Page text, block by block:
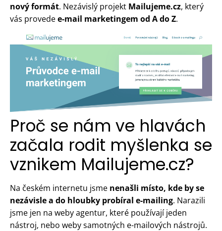
nový formát. Nezávislý projekt Mailujeme.cz, který
vás provedee-mail marketingem od A do Z.
Proč se nám ve hlavách
začala rodit myšlenka se
vznikem Mailujeme.cz?
Na českém internetu jsme nenašli místo, kde by se
nezávisle a do hloubky probíral e-mailing. Narazili
jsme jen na weby agentur, které používají jeden
nástroj, nebo weby samotných e-mailových nástrojů.